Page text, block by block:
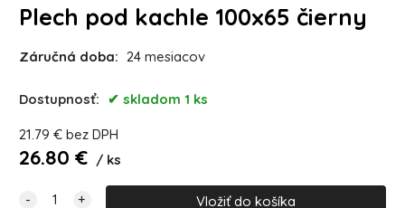
Plech pod kachle 100x65 čierny
Záručná doba: 24 mesiacov
Dostupnosť: skladom 1 ks
21.79 € bez DPH
26.80 € ks